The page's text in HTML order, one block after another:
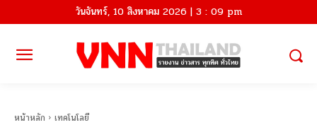
วันจันทร์, 10 สิงหาคม 2026 | 3 : 09 pm
หน้าหลัก เทคโนโลยี